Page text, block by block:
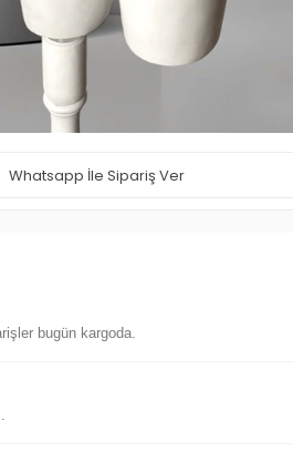
Whatsapp İle Sipariş Ver
bugün kargoda.